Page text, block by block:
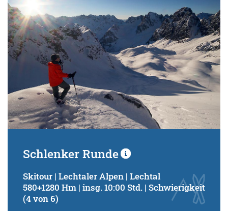
Schlenker Runde
Skitour | Lechtaler Alpen | Lechtal
580+1280 Hm | insg. 10:00 Std. | Schwierigkeit
(4 von 6)